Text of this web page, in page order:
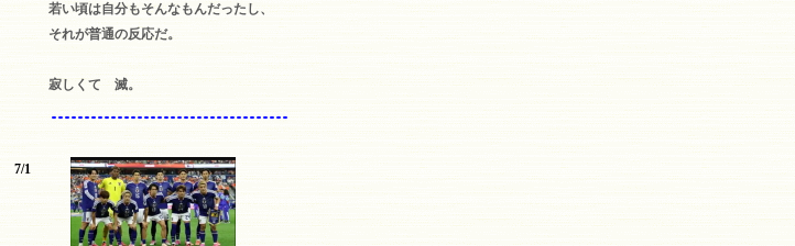
若い頃は自分もそんなもんだったし、
それが普通の反応だ。
寂しくて 滅。
7/1